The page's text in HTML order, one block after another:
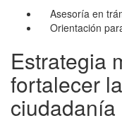
Asesoría en
Orientación
Estrategia
fortalecer
ciudadanía